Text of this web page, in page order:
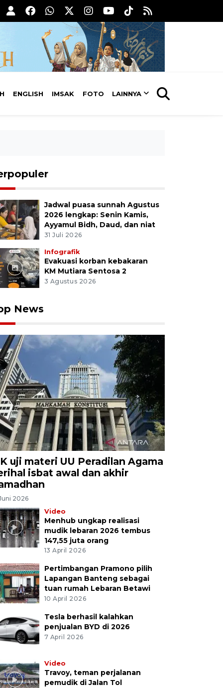
ENGLISH IMSAK FOTO LAINNYA
Jadwal puasa sunnah Agustus
2026 lengkap: Senin Kamis,
Ayyamul Bidh, Daud, dan niat
31 Juli 2026
Infografik
Evakuasi korban kebakaran
KM Mutiara Sentosa 2
3 Agustus 2026
News
uji materi UU Peradilan Agama
isbat awal dan akhir
2026
Video
Menhub ungkap realisasi
mudik lebaran 2026 tembus
147,55 juta orang
13 April 2026
Pertimbangan Pramono pilih
Lapangan Banteng sebagai
tuan rumah Lebaran Betawi
10 April 2026
Tesla berhasil kalahkan
penjualan BYD di 2026
7 April 2026
Video
Travoy, teman perjalanan
pemudik di Jalan Tol